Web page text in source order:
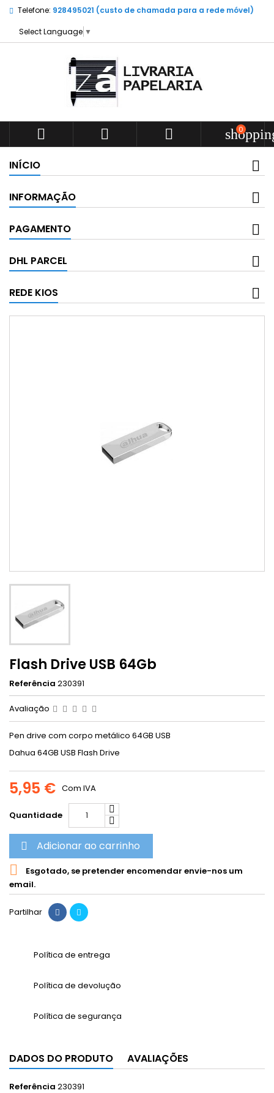
Telefone: 928495021 (custo de chamada para a rede móvel)
Select Language ▼
   0
INÍCIO
INFORMAÇÃO
PAGAMENTO
DHL PARCEL
REDE KIOS
Flash Drive USB 64Gb
Referência 230391
Avaliação
Pen drive com corpo metálico 64GB USB
Dahua 64GB USB Flash Drive
5,95 € Com IVA
Quantidade
 Adicionar ao carrinho

Esgotado, se pretender encomendar envie-nos um
email.
Partilhar
Política de entrega
Política de devolução
Política de segurança
DADOS DO PRODUTO AVALIAÇÕES
Referência 230391